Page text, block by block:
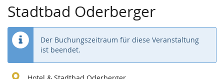
Stadtbad Oderberger
Der Buchungszeitraum für diese Veranstaltung
ist beendet.